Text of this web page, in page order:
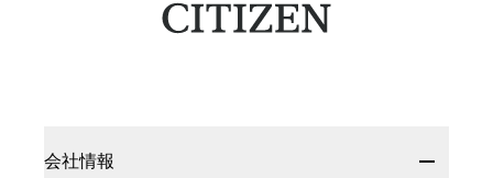
会社情報